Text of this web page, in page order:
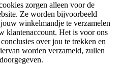
zorgen alleen voor de
Ze worden bijvoorbeeld
winkelmandje te verzamelen
klantenaccount. Het is voor ons
over jou te trekken en
worden verzameld, zullen